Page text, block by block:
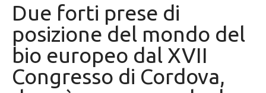
Due forti prese di
posizione del mondo del
bio europeo dal XVII
Congresso di Cordova,